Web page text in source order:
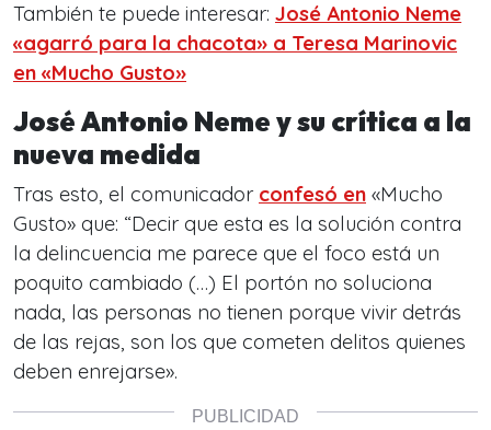
También te puede interesar: José Antonio Neme
«agarró para la chacota» a Teresa Marinovic
en «Mucho Gusto»
José Antonio Neme y su crítica a la
nueva medida
Tras esto, el comunicador confesó en «Mucho
Gusto» que: “Decir que esta es la solución contra
la delincuencia me parece que el foco está un
poquito cambiado (…) El portón no soluciona
nada, las personas no tienen porque vivir detrás
de las rejas, son los que cometen delitos quienes
deben enrejarse».